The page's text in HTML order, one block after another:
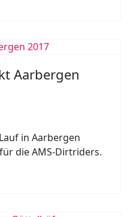
Aarbergen
in Aarbergen
die AMS-Dirtriders.